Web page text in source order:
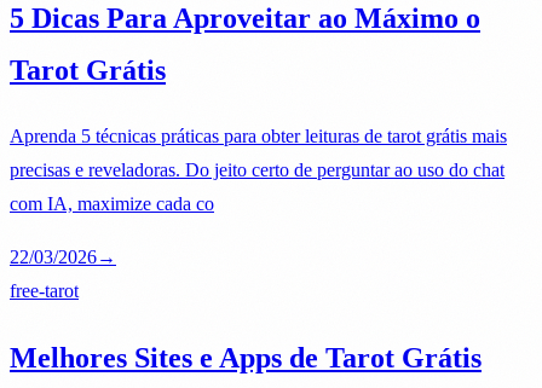
5 Dicas Para Aproveitar ao Máximo o
Tarot Grátis
Aprenda 5 técnicas práticas para obter leituras de tarot grátis mais
precisas e reveladoras. Do jeito certo de perguntar ao uso do chat
com IA, maximize cada co
22/03/2026→
free-tarot
Melhores Sites e Apps de Tarot Grátis